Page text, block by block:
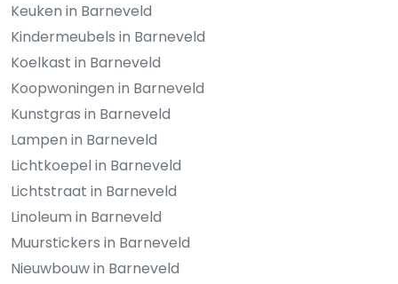
Keuken in Barneveld
Kindermeubels in Barneveld
Koelkast in Barneveld
Koopwoningen in Barneveld
Kunstgras in Barneveld
Lampen in Barneveld
Lichtkoepel in Barneveld
Lichtstraat in Barneveld
Linoleum in Barneveld
Muurstickers in Barneveld
Nieuwbouw in Barneveld